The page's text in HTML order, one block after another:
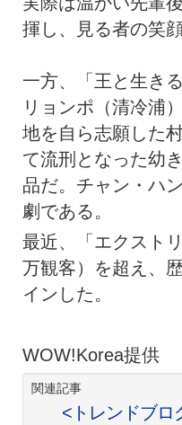
揮し、見る者の笑
一方、「王と生き
リョンポ（清冷浦
地を自ら志願した
て流刑となった幼
品だ。チャン・ハ
劇である。
最近、「エクスト
万観客）を超え、
インした。
WOW!Korea提供
関連記事
<トレンドブロ